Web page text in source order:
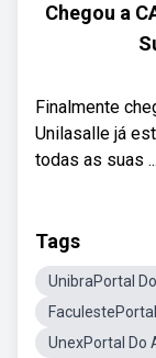
Chegou a
Finalmente
Unilasalle já
todas as suas ...
Tags
UnibraPortal
UnexPortal Do